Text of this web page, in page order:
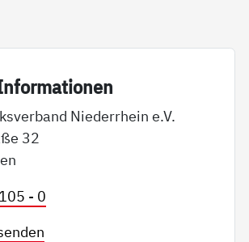
Niederrhein e.V.
32
- 0